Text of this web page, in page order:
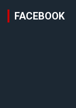
FACEBOOK